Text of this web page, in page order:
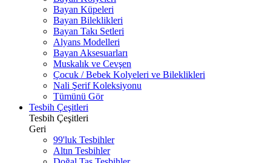
Bayan Küpeleri
Bayan Bileklikleri
Bayan Takı Setleri
Alyans Modelleri
Bayan Aksesuarları
Muskalık ve Cevşen
Çocuk / Bebek Kolyeleri ve Bileklikleri
Nali Şerif Koleksiyonu
Tümünü Gör
Tesbih Çeşitleri
Tesbih Çeşitleri
Geri
99'luk Tesbihler
Altın Tesbihler